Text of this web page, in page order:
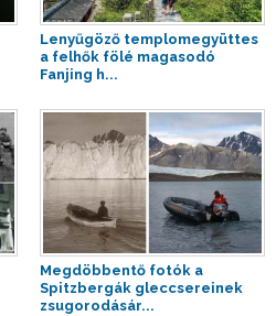
Lenyűgöző templomegyüttes
a felhők fölé magasodó
Fanjing h...
Megdöbbentő fotók a
Spitzbergák gleccsereinek
zsugorodásár...